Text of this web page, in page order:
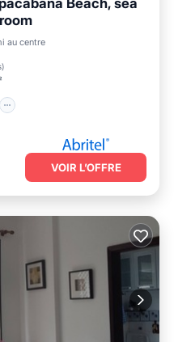
Beach, sea
au centre
)
remous
Terrasse
VOIR L’OFFRE